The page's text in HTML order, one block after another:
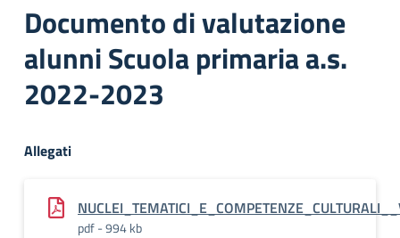
Documento di valutazione
alunni Scuola primaria a.s.
2022-2023
Allegati
pdf - 994 kb